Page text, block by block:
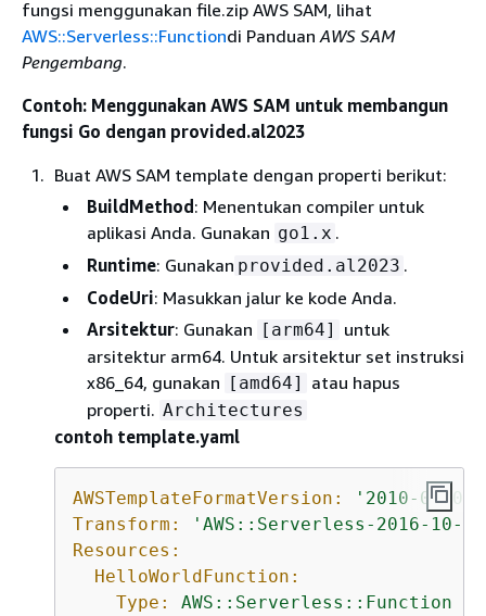
fungsi menggunakan file.zip AWS SAM, lihat
AWS::Serverless::Functiondi Panduan AWS SAM
Pengembang.
Contoh: Menggunakan AWS SAM untuk membangun
fungsi Go dengan provided.al2023
Buat AWS SAM template dengan properti berikut:
BuildMethod: Menentukan compiler untuk
aplikasi Anda. Gunakan go1.x .
Runtime: Gunakan provided.al2023 .
CodeUri: Masukkan jalur ke kode Anda.
Arsitektur: Gunakan [arm64]
untuk
arsitektur arm64. Untuk arsitektur set instruksi
x86_64, gunakan [amd64]
atau hapus
properti. Architectures
contoh template.yaml
AWSTemplateFormatVersion:
'2010-09-09'
Transform:
'AWS::Serverless-2016-10-
Resources:
HelloWorldFunction:
Type:
AWS::Serverless::Function